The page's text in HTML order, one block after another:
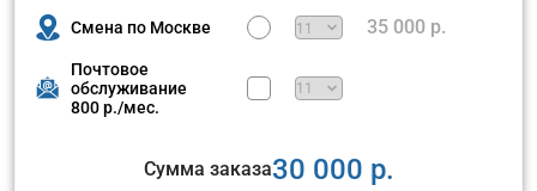
Смена по Москве 35 000 р.
Почтовое
обслуживание
800 р./мес.
Сумма заказа30 000 р.